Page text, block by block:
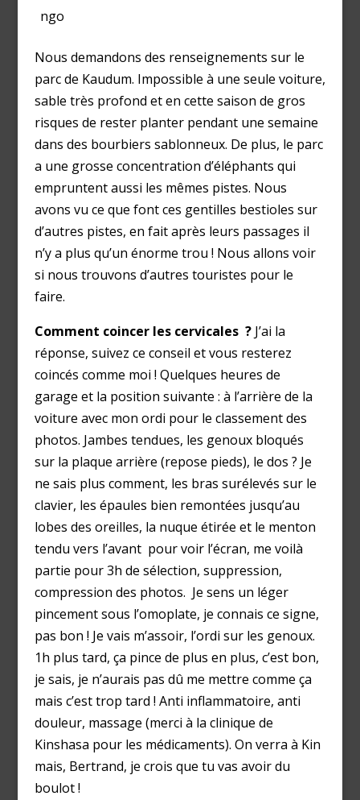
ngo
Nous demandons des renseignements sur le
parc de Kaudum. Impossible à une seule voiture,
sable très profond et en cette saison de gros
risques de rester planter pendant une semaine
dans des bourbiers sablonneux. De plus, le parc
a une grosse concentration d’éléphants qui
empruntent aussi les mêmes pistes. Nous
avons vu ce que font ces gentilles bestioles sur
d’autres pistes, en fait après leurs passages il
n’y a plus qu’un énorme trou ! Nous allons voir
si nous trouvons d’autres touristes pour le
faire.
Comment coincer les cervicales ?J’ai la
réponse, suivez ce conseil et vous resterez
coincés comme moi ! Quelques heures de
garage et la position suivante : à l’arrière de la
voiture avec mon ordi pour le classement des
photos. Jambes tendues, les genoux bloqués
sur la plaque arrière (repose pieds), le dos ? Je
ne sais plus comment, les bras surélevés sur le
clavier, les épaules bien remontées jusqu’au
lobes des oreilles, la nuque étirée et le menton
tendu vers l’avant pour voir l’écran, me voilà
partie pour 3h de sélection, suppression,
compression des photos. Je sens un léger
pincement sous l’omoplate, je connais ce signe,
pas bon ! Je vais m’assoir, l’ordi sur les genoux.
1h plus tard, ça pince de plus en plus, c’est bon,
je sais, je n’aurais pas dû me mettre comme ça
mais c’est trop tard ! Anti inflammatoire, anti
douleur, massage (merci à la clinique de
Kinshasa pour les médicaments). On verra à Kin
mais, Bertrand, je crois que tu vas avoir du
boulot !